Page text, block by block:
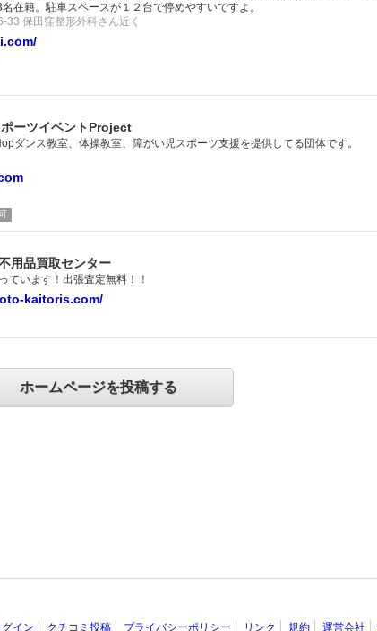
在籍。駐車スペースが１２台で停めやすいですよ。
33 保田窪整形外科さん近く
ーツイベントProject
ダンス教室、体操教室、障がい児スポーツ支援を提供してる団体です。
用品買取センター
ています！出張査定無料！！
kaitoris.com/
ホームページを投稿する
グイン クチコミ投稿 プライバシーポリシー リンク 規約 運営会社